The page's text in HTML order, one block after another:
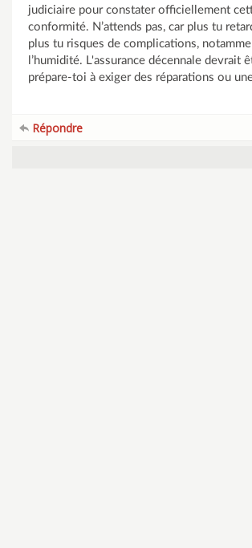
judiciaire pour constater officiellement
conformité. N’attends pas, car plus tu
plus tu risques de complications,
l’humidité. L'assurance décennale devrait
prépare-toi à exiger des réparations ou
Répondre